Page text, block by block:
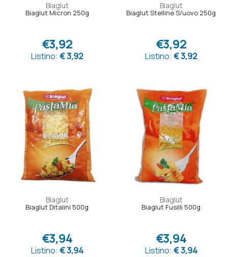
Biaglut
Biaglut Micron 250g
€3,92
Listino: € 3,92
Biaglut
Biaglut Stelline S/uovo 250g
€3,92
Listino: € 3,92
Biaglut
Biaglut Ditalini 500g
€3,94
Listino: € 3,94
Biaglut
Biaglut Fusilli 500g
€3,94
Listino: € 3,94